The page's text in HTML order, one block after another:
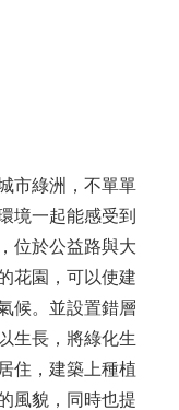
市綠洲，不單單
境一起能感受到
位於公益路與大
花園，可以使建
候。並設置錯層
生長，將綠化生
住，建築上種植
風貌，同時也提